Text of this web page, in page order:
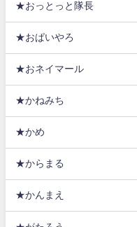
★おっとっと隊長
★おぱいやろ
★おネイマール
★かねみち
★かめ
★からまる
★かんまえ